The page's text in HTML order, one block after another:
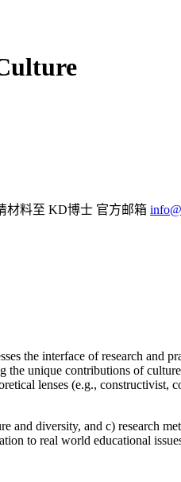
材料至 KD博士 官方邮箱
the interface of research and
unique contributions of
lenses (e.g., constructivist,
and diversity, and c) research
to real world educational